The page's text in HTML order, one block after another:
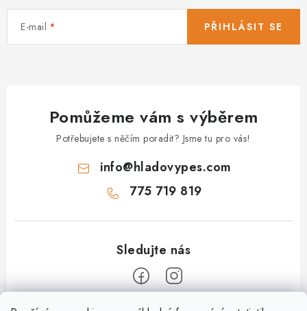
E-mail PŘIHLÁSIT SE
Pomůžeme vám s výběrem
Potřebujete s něčím poradit? Jsme tu pro vás!
info@hladovypes.com
775 719 819